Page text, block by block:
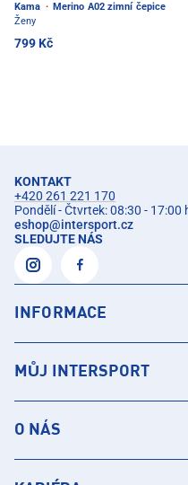
Kama · Merino A02 zimní čepice
Ženy
799 Kč
KONTAKT
+420 261 221 170
Pondělí - Čtvrtek: 08:30 -
eshop@intersport.cz
SLEDUJTE NÁS
INFORMACE
MŮJ INTERSPORT
O NÁS